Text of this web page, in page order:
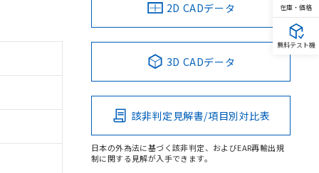
2D CADデータ
3D CADデータ
該非判定見解書/項目別対比表
日本の外為法に基づく該非判定、およびEAR再輸出規
制に関する見解が入手できます。
在庫・価格
無料テスト機